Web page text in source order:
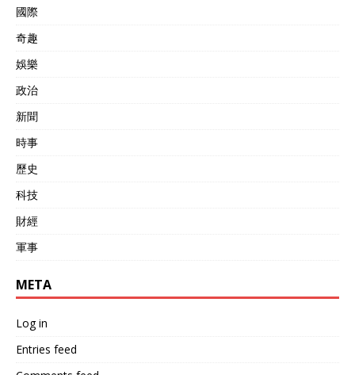
人分析中日海上摩擦加剧，
日本试图借此拉美国下水，
但美国没大动作。 这件大
事，日本捂了一年，暴露了
畑康弘下台，成了替罪羊，
日本政府用操作失误搪塞，
可谁都知道，背后是蓄意侦
察。中国海军两次炮击，是
护了海洋权益。日方如果真
想避免类似事，就该管好自
家舰艇，别总在边界线上玩
火。否则，下次可不只是警
队近年来扩军，秋月级驱逐
能力突出，能对付水下威
胁，防空系统覆盖区域广。
舰行动风险大，这次闯入暴
露了指挥链问题。高畑康弘
國際
奇趣
娛樂
政治
新聞
時事
歷史
科技
財經
軍事
META
Log in
Entries feed